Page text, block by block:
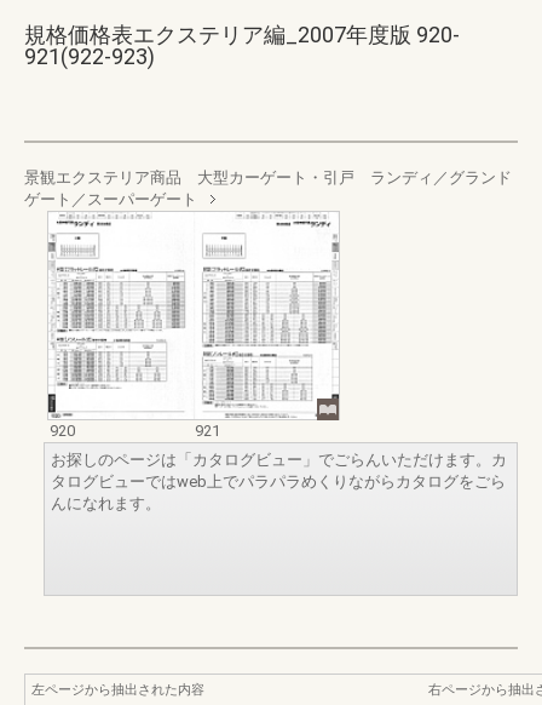
規格価格表エクステリア編_2007年度版 920-
921(922-923)
景観エクステリア商品 大型カーゲート・引戸 ランディ／グランド
ゲート／スーパーゲート
920
921
お探しのページは「カタログビュー」でごらんいただけます。カ
タログビューではweb上でパラパラめくりながらカタログをごら
んになれます。
左ページから抽出された内容
右ページから抽出